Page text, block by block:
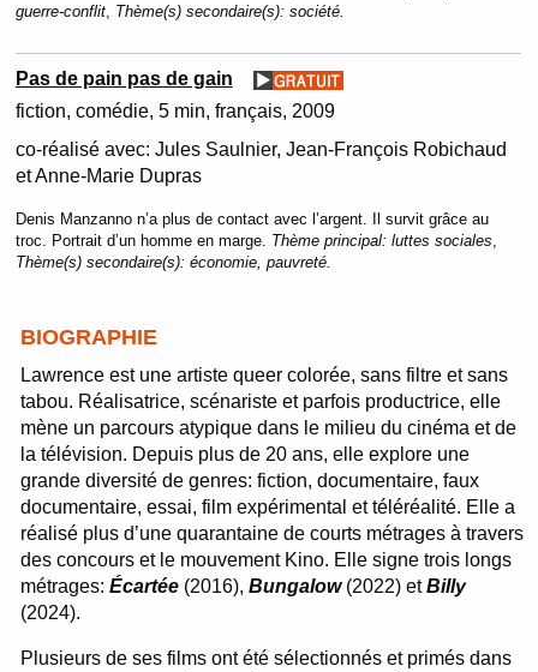
guerre-conflit, Thème(s) secondaire(s): société.
Pas de pain pas de gain
fiction comédie 5 min français 2009
co-réalisé avec: Jules Saulnier, Jean-François Robichaud
et Anne-Marie Dupras
Denis Manzanno n’a plus de contact avec l’argent. Il survit grâce au
troc. Portrait d’un homme en marge. Thème principal: luttes sociales,
Thème(s) secondaire(s): économie, pauvreté.
BIOGRAPHIE
Lawrence est une artiste queer colorée, sans filtre et sans
tabou. Réalisatrice, scénariste et parfois productrice, elle
mène un parcours atypique dans le milieu du cinéma et de
la télévision. Depuis plus de 20 ans, elle explore une
grande diversité de genres: fiction, documentaire, faux
documentaire, essai, film expérimental et téléréalité. Elle a
réalisé plus d’une quarantaine de courts métrages à travers
des concours et le mouvement Kino. Elle signe trois longs
métrages:Écartée (2016),Bungalow (2022) etBilly
(2024).
Plusieurs de ses films ont été sélectionnés et primés dans